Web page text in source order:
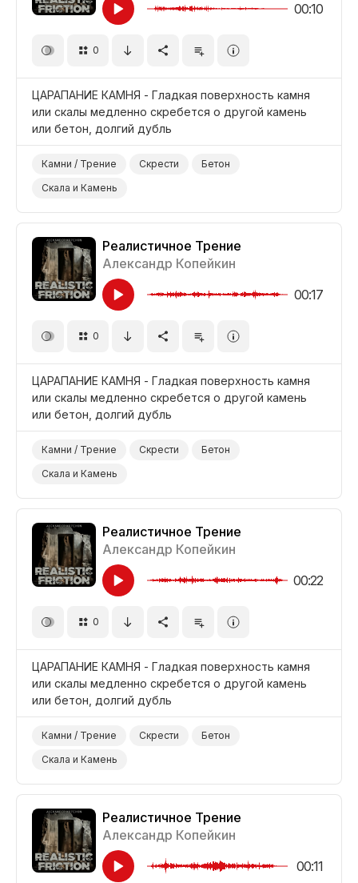
00:10
0
ЦАРАПАНИЕ КАМНЯ - Гладкая поверхность камня
или скалы медленно скребется о другой камень
или бетон, долгий дубль
Камни / Трение Скрести
Бетон
Скала и Камень
Реалистичное Трение
Александр Копейкин
00:17
0
ЦАРАПАНИЕ КАМНЯ - Гладкая поверхность камня
или скалы медленно скребется о другой камень
или бетон, долгий дубль
Камни / Трение Скрести
Бетон
Скала и Камень
Реалистичное Трение
Александр Копейкин
00:22
0
ЦАРАПАНИЕ КАМНЯ - Гладкая поверхность камня
или скалы медленно скребется о другой камень
или бетон, долгий дубль
Камни / Трение Скрести
Бетон
Скала и Камень
Реалистичное Трение
Александр Копейкин
00:11